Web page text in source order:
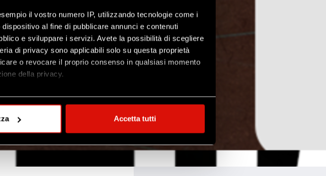
il vostro numero IP, utilizzando tecnologie come i
al fine di pubblicare annunci e contenuti
e sviluppare i servizi. Avete la possibilità di scegliere
di privacy sono applicabili solo su questa proprietà
o revocare il proprio consenso in qualsiasi momento
della privacy.
ricerca di caratteristiche specifiche (impronte
le tue preferenze nellasezione dettagli. Puoi
sui cookie.
Accetta tutti